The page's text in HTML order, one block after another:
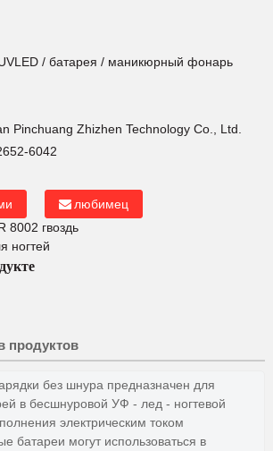
/ батарея / маникюрный фонарь
Pinchuang Zhizhen Technology Co., Ltd.
6042
любимец
8002 гвоздь
ногтей
продуктов
без шнура предназначен для
в бесшнуровой УФ - лед - ногтевой
электрическим током
батареи могут использоваться в